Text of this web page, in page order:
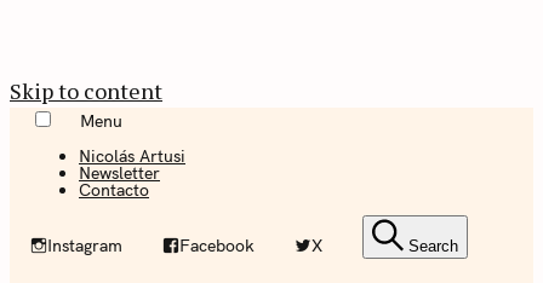
Skip to content
Menu
Nicolás Artusi
Newsletter
Contacto
Instagram Facebook X Search